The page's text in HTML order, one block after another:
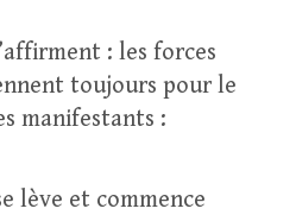
: les forces
toujours pour le
manifestants :
lève et commence